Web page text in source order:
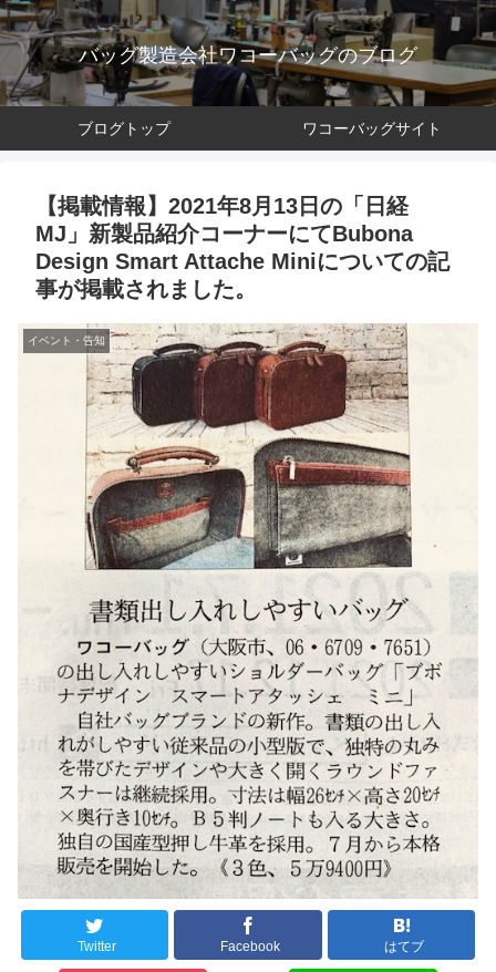
バッグ製造会社ワコーバッグのブログ
ブログトップ ワコーバッグサイト
【掲載情報】2021年8月13日の「日経
MJ」新製品紹介コーナーにてBubona
Design Smart Attache Miniについての記
事が掲載されました。
イベント・告知
Twitter Facebook はてブ